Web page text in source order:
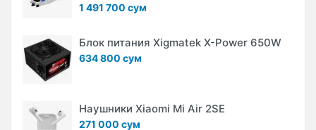
1 491 700 сум
Блок питания Xigmatek X-Power 650W
634 800 сум
Наушники Xiaomi Mi Air 2SE
271 000 сум